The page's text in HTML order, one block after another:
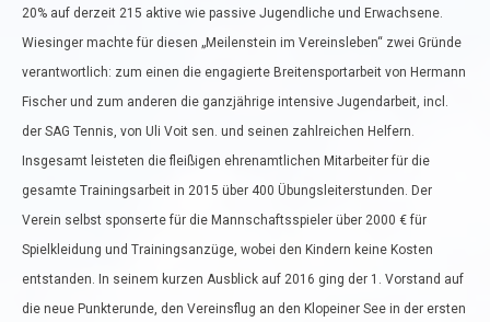
20% auf derzeit 215 aktive wie passive Jugendliche und Erwachsene.
Wiesinger machte für diesen „Meilenstein im Vereinsleben“ zwei Gründe
verantwortlich: zum einen die engagierte Breitensportarbeit von Hermann
Fischer und zum anderen die ganzjährige intensive Jugendarbeit, incl.
der SAG Tennis, von Uli Voit sen. und seinen zahlreichen Helfern.
Insgesamt leisteten die fleißigen ehrenamtlichen Mitarbeiter für die
gesamte Trainingsarbeit in 2015 über 400 Übungsleiterstunden. Der
Verein selbst sponserte für die Mannschaftsspieler über 2000 € für
Spielkleidung und Trainingsanzüge, wobei den Kindern keine Kosten
entstanden. In seinem kurzen Ausblick auf 2016 ging der 1. Vorstand auf
die neue Punkterunde, den Vereinsflug an den Klopeiner See in der ersten